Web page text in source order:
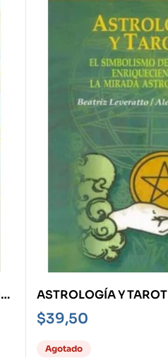
ASTROLOGÍA Y TAROT
$39,50
Agotado